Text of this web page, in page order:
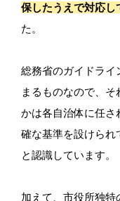
保したうえで対応し
た。
総務省のガイドライ
まるものなので、
かは各自治体に任さ
確な基準を設けられ
と認識しています。
加えて、市役所独特